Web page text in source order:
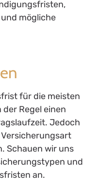
mögliche
für die meisten
Regel einen
Jedoch
Schauen wir uns
und
an.